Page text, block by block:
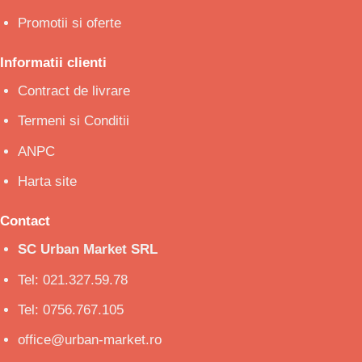
Promotii si oferte
Informatii clienti
Contract de livrare
Termeni si Conditii
ANPC
Harta site
Contact
SC Urban Market SRL
Tel: 021.327.59.78
Tel: 0756.767.105
office@urban-market.ro